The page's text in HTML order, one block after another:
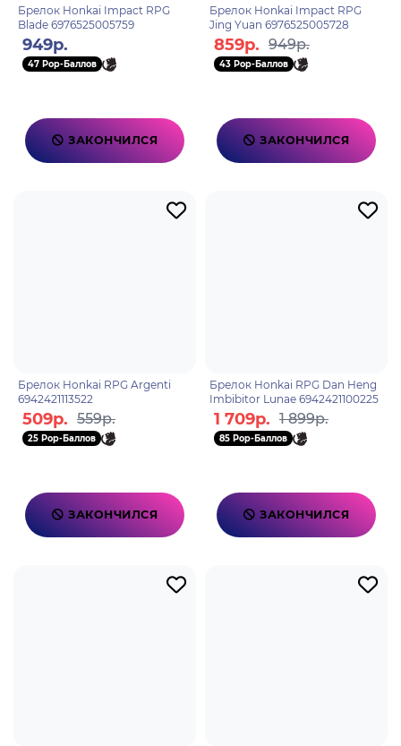
Брелок Honkai Impact RPG
Blade 6976525005759
949р.
47 Pop-Баллов
ЗАКОНЧИЛСЯ
Брелок Honkai Impact RPG
Jing Yuan 6976525005728
859р. 949р.
43 Pop-Баллов
ЗАКОНЧИЛСЯ
Брелок Honkai RPG Argenti
6942421113522
509р. 559р.
25 Pop-Баллов
ЗАКОНЧИЛСЯ
Брелок Honkai RPG Dan Heng
Imbibitor Lunae 6942421100225
1 709р. 1 899р.
85 Pop-Баллов
ЗАКОНЧИЛСЯ